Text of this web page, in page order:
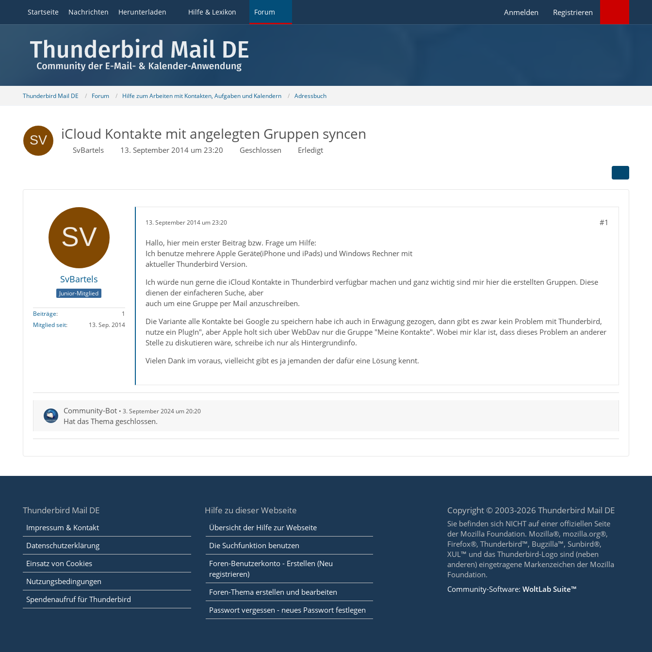
Startseite Nachrichten Herunterladen Hilfe & Lexikon Forum Anmelden Registrieren
Thunderbird Mail DE Forum Hilfe zum Arbeiten mit Kontakten, Aufgaben und Kalendern Adressbuch
iCloud Kontakte mit angelegten Gruppen syncen
SvBartels 13. September 2014 um 23:20 Geschlossen Erledigt
SvBartels
Junior-Mitglied
Beiträge
1
Mitglied seit
13. Sep. 2014
13. September 2014 um 23:20 #1
Hallo, hier mein erster Beitrag bzw. Frage um Hilfe:
Ich benutze mehrere Apple Geräte(iPhone und iPads) und Windows Rechner mit
aktueller Thunderbird Version.
Ich würde nun gerne die iCloud Kontakte in Thunderbird verfügbar machen und ganz wichtig sind mir hier die erstellten Gruppen. Diese
dienen der einfacheren Suche, aber
auch um eine Gruppe per Mail anzuschreiben.
Die Variante alle Kontakte bei Google zu speichern habe ich auch in Erwägung gezogen, dann gibt es zwar kein Problem mit Thunderbird,
nutze ein PlugIn", aber Apple holt sich über WebDav nur die Gruppe "Meine Kontakte". Wobei mir klar ist, dass dieses Problem an anderer
Stelle zu diskutieren wäre, schreibe ich nur als Hintergrundinfo.
Vielen Dank im voraus, vielleicht gibt es ja jemanden der dafür eine Lösung kennt.
Community-Bot 3. September 2024 um 20:20
Hat das Thema geschlossen.
Thunderbird Mail DE
Impressum & Kontakt
Datenschutzerklärung
Einsatz von Cookies
Nutzungsbedingungen
Spendenaufruf für Thunderbird
Hilfe zu dieser Webseite
Übersicht der Hilfe zur Webseite
Die Suchfunktion benutzen
Foren-Benutzerkonto - Erstellen (Neu
registrieren)
Foren-Thema erstellen und bearbeiten
Passwort vergessen - neues Passwort festlegen
Copyright © 2003-2026 Thunderbird Mail DE
Sie befinden sich NICHT auf einer offiziellen Seite
der Mozilla Foundation. Mozilla®, mozilla.org®,
Firefox®, Thunderbird™, Bugzilla™, Sunbird®,
XUL™ und das Thunderbird-Logo sind (neben
anderen) eingetragene Markenzeichen der Mozilla
Foundation.
Community-Software:WoltLab Suite™